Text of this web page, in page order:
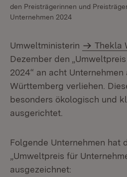
den Preisträgerinnen und
Unternehmen 2024
Umweltministerin Thekla
Dezember den
2024“ an acht Unternehmen
Württemberg verliehen.
besonders ökologisch und
ausgerichtet.
Folgende Unternehmen hat
„Umweltpreis für
ausgezeichnet: